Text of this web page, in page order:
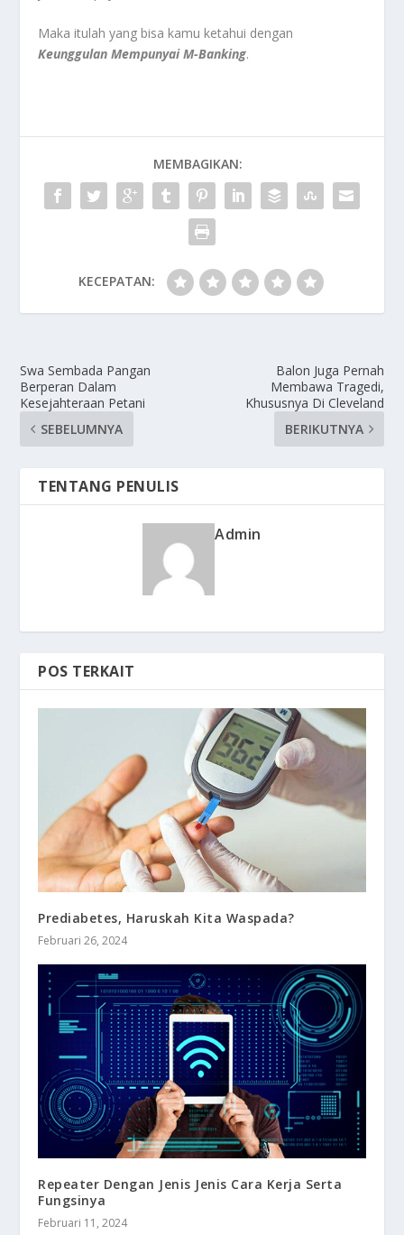
Maka itulah yang bisa kamu ketahui dengan
Keunggulan Mempunyai M-Banking.
MEMBAGIKAN:
KECEPATAN:
Swa Sembada Pangan
Berperan Dalam
Kesejahteraan Petani
SEBELUMNYA
Balon Juga Pernah
Membawa Tragedi,
Khususnya Di Cleveland
BERIKUTNYA
TENTANG PENULIS
Admin
POS TERKAIT
Prediabetes, Haruskah Kita Waspada?
Februari 26, 2024
Repeater Dengan Jenis Jenis Cara Kerja Serta
Fungsinya
Februari 11, 2024